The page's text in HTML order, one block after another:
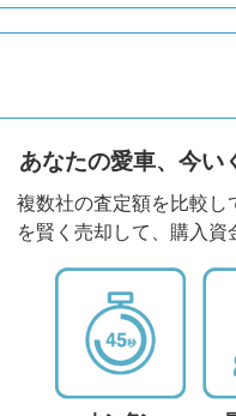
あなたの愛車、今い
複数社の査定額を比較
を賢く売却して、購入資